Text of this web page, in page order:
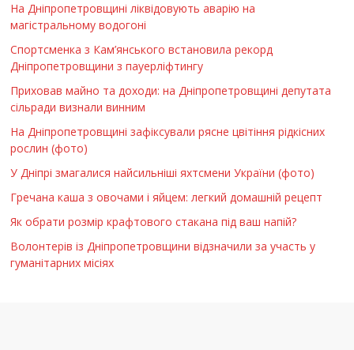
На Дніпропетровщині ліквідовують аварію на
магістральному водогоні
Спортсменка з Кам’янського встановила рекорд
Дніпропетровщини з пауерліфтингу
Приховав майно та доходи: на Дніпропетровщині депутата
сільради визнали винним
На Дніпропетровщині зафіксували рясне цвітіння рідкісних
рослин (фото)
У Дніпрі змагалися найсильніші яхтсмени України (фото)
Гречана каша з овочами і яйцем: легкий домашній рецепт
Як обрати розмір крафтового стакана під ваш напій?
Волонтерів із Дніпропетровщини відзначили за участь у
гуманітарних місіях